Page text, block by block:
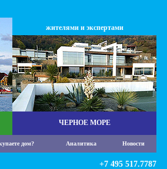
жителями и экспертами
ЧЕРНОЕ МОРЕ
дом? Аналитика Новости
+7 495 517.7787